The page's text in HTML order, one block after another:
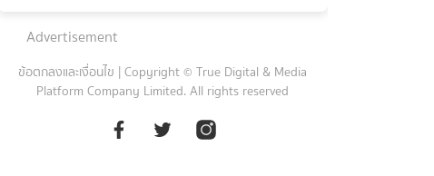
Advertisement
ข้อตกลงและเงื่อนไข | Copyright © True Digital & Media
Platform Company Limited. All rights reserved